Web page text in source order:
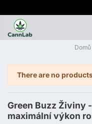
Domů
There are no
Green Buzz Živiny
maximální výkon